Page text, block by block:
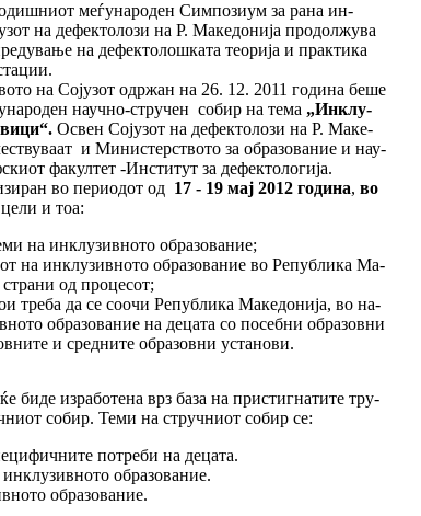
меѓународен Симпозиум за рана ин­
на дефектолози на Р. Македонија про­дол­жу­ва
на дефектолошката теорија и прак­тика
на Со­јузот одржан на 26. 12. 2011 година бе­ше
научно-стручен собир на тема „Ин­клу­
Освен Сојузот на дефектолози на Р. Ма­ке­
и Министерството за об­ра­зо­ва­ние и нау­
факултет -Институт за де­фек­то­ло­гија.
во периодот од 17 - 19 мај 2012 година, во
и тоа:
на ин­клузивното образование;
на ин­клузивното образование во Република Ма­
стра­ни од процесот;
тре­ба да се соочи Република Македонија, во на­
об­разование на децата со посебни об­ра­зов­ни
и средните образовни установи.
би­де из­работена врз база на пристигнатите тру­
собир. Теми на стручниот собир се:
потреби на децата.
образование.
об­ра­зование.